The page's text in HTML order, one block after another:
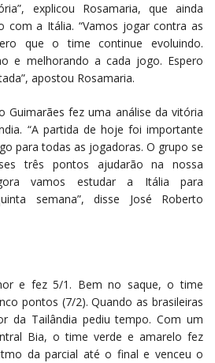
explicou Rosamaria, que ainda
com a Itália. “Vamos jogar contra as
que o time continue evoluindo.
e melhorando a cada jogo. Espero
apostou Rosamaria.
Guimarães fez uma análise da vitória
“A partida de hoje foi importante
para todas as jogadoras. O grupo se
três pontos ajudarão na nossa
vamos estudar a Itália para
semana”, disse José Roberto
e fez 5/1. Bem no saque, o time
pontos (7/2). Quando as brasileiras
da Tailândia pediu tempo. Com um
Bia, o time verde e amarelo fez
da parcial até o final e venceu o